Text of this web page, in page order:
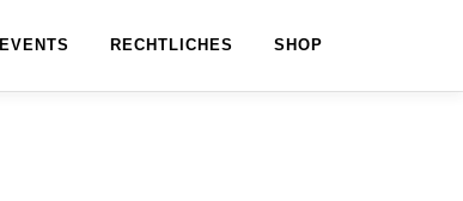
EVENTS RECHTLICHES SHOP